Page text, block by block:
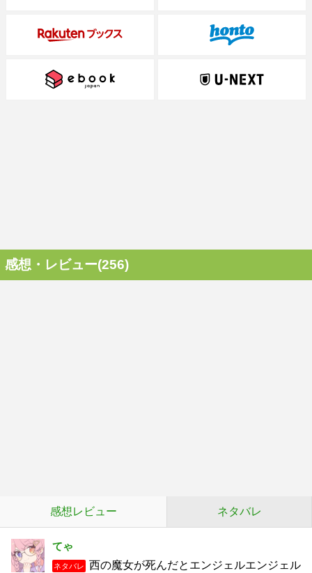
感想・レビュー(256)
感想レビュー ネタバレ
てゃ
ネタバレ
西の魔女が死んだとエンジェルエンジェル